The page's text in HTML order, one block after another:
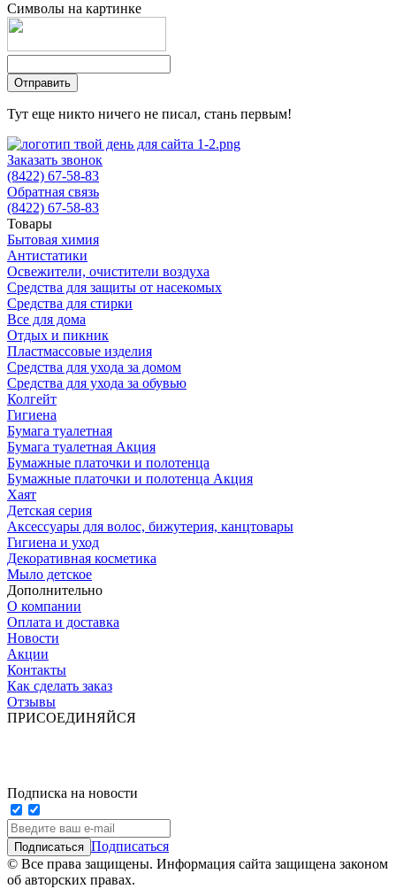
Символы на картинке
Тут еще никто ничего не писал, стань первым!
Заказать звонок
(8422) 67-58-83
Обратная связь
(8422) 67-58-83
Товары
Бытовая химия
Антистатики
Освежители, очистители воздуха
Средства для защиты от насекомых
Средства для стирки
Все для дома
Отдых и пикник
Пластмассовые изделия
Средства для ухода за домом
Средства для ухода за обувью
Колгейт
Гигиена
Бумага туалетная
Бумага туалетная Акция
Бумажные платочки и полотенца
Бумажные платочки и полотенца Акция
Хаят
Детская серия
Аксессуары для волос, бижутерия, канцтовары
Гигиена и уход
Декоративная косметика
Мыло детское
Дополнительно
О компании
Оплата и доставка
Новости
Акции
Контакты
Как сделать заказ
Отзывы
ПРИСОЕДИНЯЙСЯ
Подписка на новости
Подписаться
© Все права защищены. Информация сайта защищена законом
об авторских правах.